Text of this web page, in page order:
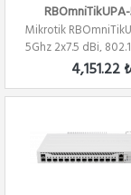
Mikrotik
5Ghz 2x7.5 dBi,
Out, PT...
4,151.22